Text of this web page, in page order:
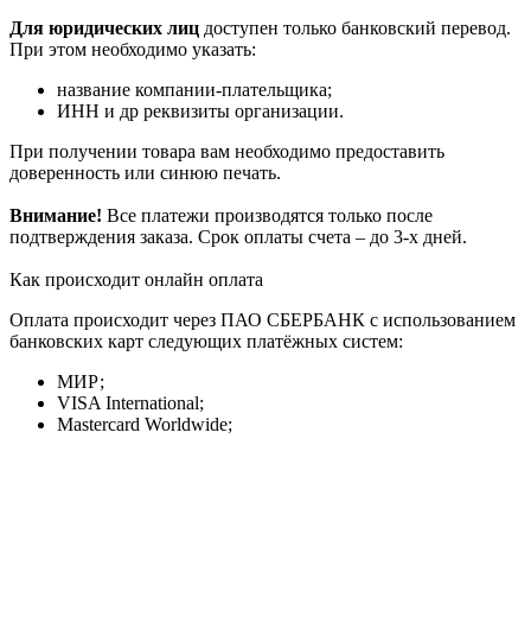
Для юридических лиц доступен только банковский перевод.
При этом необходимо указать:
название компании-плательщика;
ИНН и др реквизиты организации.
При получении товара вам необходимо предоставить
доверенность или синюю печать.
Внимание! Все платежи производятся только после
подтверждения заказа. Срок оплаты счета – до 3-х дней.
Как происходит онлайн оплата
Оплата происходит через ПАО СБЕРБАНК с использованием
банковских карт следующих платёжных систем:
МИР;
VISA International;
Mastercard Worldwide;